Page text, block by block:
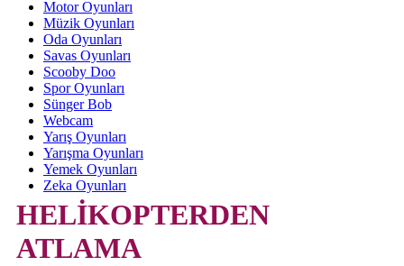
Motor Oyunları
Müzik Oyunları
Oda Oyunları
Savas Oyunları
Scooby Doo
Spor Oyunları
Sünger Bob
Webcam
Yarış Oyunları
Yarışma Oyunları
Yemek Oyunları
Zeka Oyunları
HELİKOPTERDEN
ATLAMA